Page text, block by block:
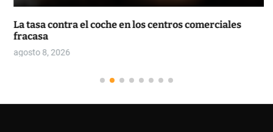
La tasa contra el coche en los centros comerciales
fracasa
agosto 8, 2026